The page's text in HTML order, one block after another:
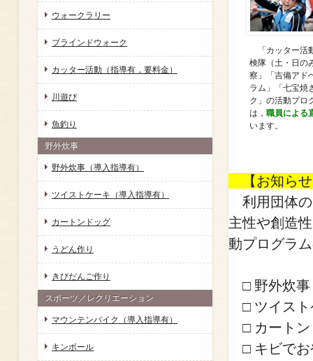
「カッター活
検隊（土・日の
察」「吉備アド
ラム」「七宝焼
ク」の活動プロ
は， 職員による
います。
【お知ら
利用団体の
主性や創造
動プログラ
□ 野外炊事
□ ツイスト
□ カートン
□ キビでお
ウォークラリー
ブラインドウォーク
カッター活動（指導有，要料金）
川遊び
魚釣り
野外炊事
野外炊事（導入指導有）
ツイストケーキ（導入指導有）
カートンドッグ
うどん作り
きびだんご作り
スポーツ／レクリエーション
マウンテンバイク（導入指導有）
キンボール